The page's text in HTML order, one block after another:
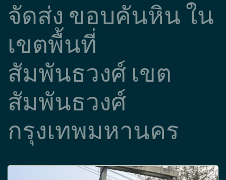
จัดส่ง ขอบคันหิน ใน
เขตพื้นที่
สัมพันธวงศ์ เขต
สัมพันธวงศ์
กรุงเทพมหานคร